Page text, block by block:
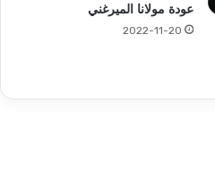
عودة مولانا الميرغني
2022-11-20